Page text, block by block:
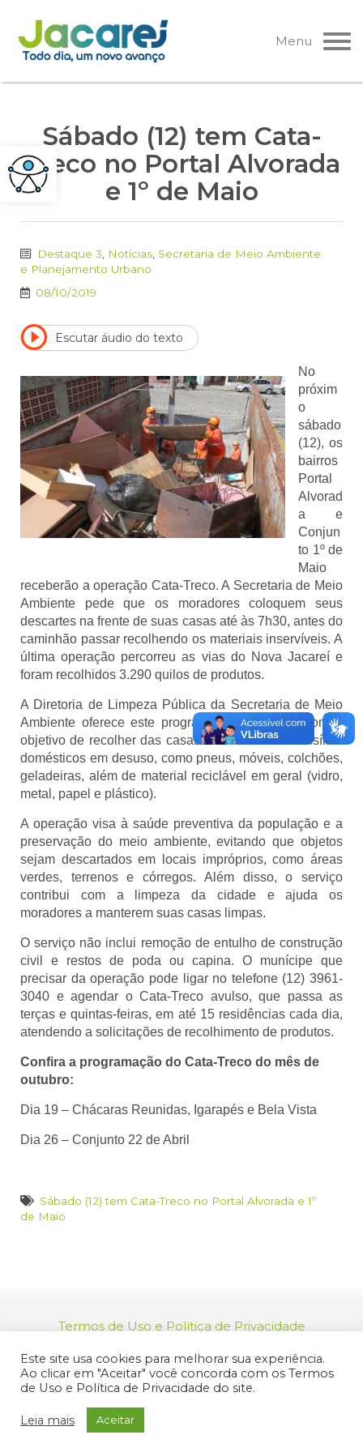
Pular
para
o
Menu
Sábado (12) tem Cata-
Treco no Portal Alvorada
e 1º de Maio
Destaque 3 Notícias Secretaria de Meio Ambiente
e Planejamento Urbano
08/10/2019
Escutar áudio do texto
No
próxim
o
sábado
(12), os
bairros
Portal
Alvorad
a e
Conjun
to 1º de
Maio
receberão a operação Cata-Treco. A Secretaria de Meio
Ambiente pede que os moradores coloquem seus
descartes na frente de suas casas até às 7h30, antes do
caminhão passar recolhendo os materiais inservíveis. A
última operação percorreu as vias do Nova Jacareí e
foram recolhidos 3.290 quilos de produtos.
A Diretoria de Limpeza Pública da Secretaria de Meio
Ambiente oferece este programa aos sábados com o
objetivo de recolher das casas toda sucata e utensílios
domésticos em desuso, como pneus, móveis, colchões,
geladeiras, além de material reciclável em geral (vidro,
metal, papel e plástico).
A operação visa à saúde preventiva da população e a
preservação do meio ambiente, evitando que objetos
sejam descartados em locais impróprios, como áreas
verdes, terrenos e córregos. Além disso, o serviço
contribui com a limpeza da cidade e ajuda os
moradores a manterem suas casas limpas.
O serviço não inclui remoção de entulho de construção
civil e restos de poda ou capina. O munícipe que
precisar da operação pode ligar no telefone (12) 3961-
3040 e agendar o Cata-Treco avulso, que passa as
terças e quintas-feiras, em até 15 residências cada dia,
atendendo a solicitações de recolhimento de produtos.
Confira a programação do Cata-Treco do mês de
outubro:
Dia 19 – Chácaras Reunidas, Igarapés e Bela Vista
Dia 26 – Conjunto 22 de Abril
Sábado (12) tem Cata-Treco no Portal Alvorada e 1º
de Maio
Termos de Uso e Política de Privacidade
46.694.139/0001-83 | (12) 3955-9000
Endereço: Praça dos Três Poderes, 73 - Centro -
Jacareí/SP - CEP 12327-170
Este site usa cookies para melhorar sua experiência.
Ao clicar em "Aceitar" você concorda com os Termos
de Uso e Política de Privacidade do site.
Leia mais Aceitar